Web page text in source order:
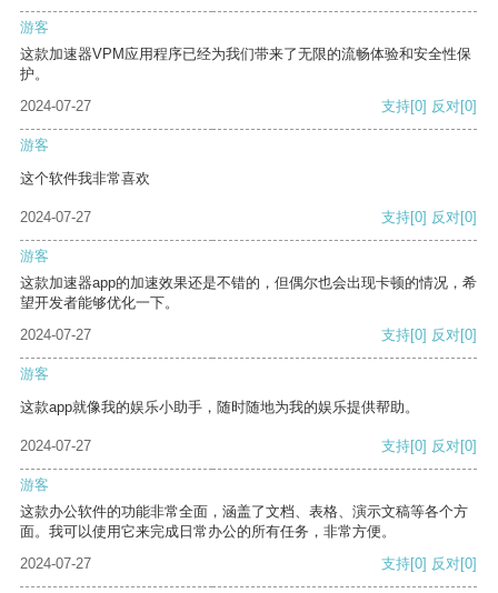
游客
这款加速器VPM应用程序已经为我们带来了无限的流畅体验和安全性保
护。
2024-07-27
支持[0] 反对[0]
游客
这个软件我非常喜欢
2024-07-27 支持[0] 反对[0]
游客
这款加速器app的加速效果还是不错的，但偶尔也会出现卡顿的情况，希
望开发者能够优化一下。
2024-07-27
支持[0] 反对[0]
游客
这款app就像我的娱乐小助手，随时随地为我的娱乐提供帮助。
2024-07-27 支持[0] 反对[0]
游客
这款办公软件的功能非常全面，涵盖了文档、表格、演示文稿等各个方
面。我可以使用它来完成日常办公的所有任务，非常方便。
2024-07-27
支持[0] 反对[0]